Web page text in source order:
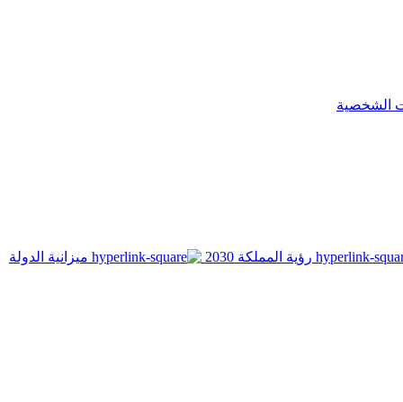
الشخصية
رؤية المملكة 2030 ميزانية الدولة